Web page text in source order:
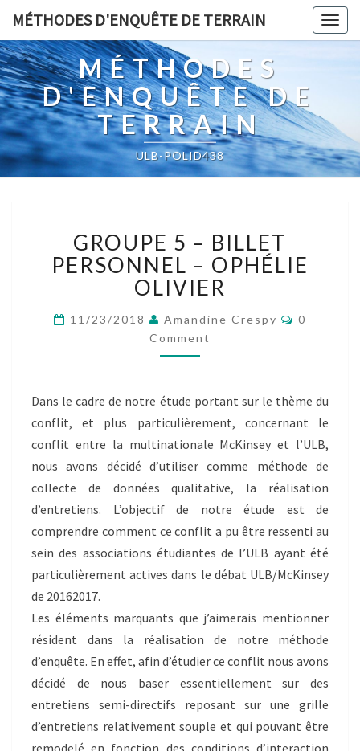
MÉTHODES D'ENQUÊTE DE TERRAIN
MÉTHODES
D'ENQUÊTE DE
TERRAIN
ULB-POLID438
5
BILLET
PERSONNEL
OLIVIER
GROUPE 5 – BILLET
PERSONNEL – OPHÉLIE
OLIVIER
11/23/2018 Amandine Crespy
0
Comment
Dans le cadre de notre étude portant sur le thème du
conflit, et plus particulièrement, concernant le
conflit entre la multinationale McKinsey et l’ULB,
nous avons décidé d’utiliser comme méthode de
collecte de données qualitative, la réalisation
d’entretiens. L’objectif de notre étude est de
comprendre comment ce conflit a pu être ressenti au
sein des associations étudiantes de l’ULB ayant été
particulièrement actives dans le débat ULB/McKinsey
de 20162017.
Les éléments marquants que j’aimerais mentionner
résident dans la réalisation de notre méthode
d’enquête. En effet, afin d’étudier ce conflit nous avons
décidé de nous baser essentiellement sur des
entretiens semi-directifs reposant sur une grille
d’entretiens relativement souple et qui pouvant être
remodelé en fonction des conditions d’interaction